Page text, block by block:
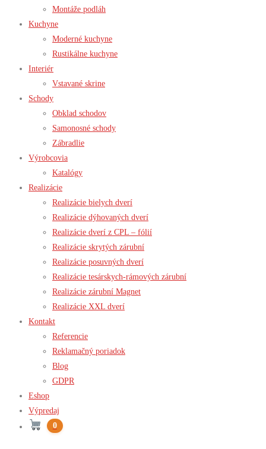
Montáže podláh
Kuchyne
Moderné kuchyne
Rustikálne kuchyne
Interiér
Vstavané skrine
Schody
Obklad schodov
Samonosné schody
Zábradlie
Výrobcovia
Katalógy
Realizácie
Realizácie bielych dverí
Realizácie dýhovaných dverí
Realizácie dverí z CPL – fólií
Realizácie skrytých zárubní
Realizácie posuvných dverí
Realizácie tesárskych-rámových zárubní
Realizácie zárubní Magnet
Realizácie XXL dverí
Kontakt
Referencie
Reklamačný poriadok
Blog
GDPR
Eshop
Výpredaj
0